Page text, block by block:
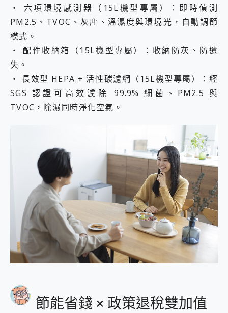
・ 六項環境感測器（15L機型專屬）：即時偵測
PM2.5、TVOC、灰塵、溫濕度與環境光，自動調節
模式。
・ 配件收納箱（15L機型專屬）：收納防灰、防遺
失。
・ 長效型 HEPA + 活性碳濾網（15L機型專屬）：經
SGS 認證可高效濾除 99.9% 細菌、PM2.5 與
TVOC，除濕同時淨化空氣。
節能省錢 × 政策退稅雙加值